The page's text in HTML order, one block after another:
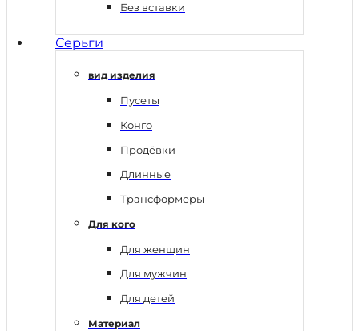
Без вставки
Серьги
вид изделия
Пусеты
Конго
Продёвки
Длинные
Трансформеры
Для кого
Для женщин
Для мужчин
Для детей
Материал